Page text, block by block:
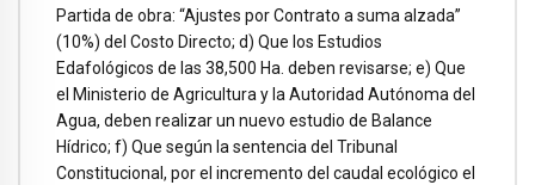
Partida de obra: “Ajustes por Contrato a suma alzada”
(10%) del Costo Directo; d) Que los Estudios
Edafológicos de las 38,500 Ha. deben revisarse; e) Que
el Ministerio de Agricultura y la Autoridad Autónoma del
Agua, deben realizar un nuevo estudio de Balance
Hídrico; f) Que según la sentencia del Tribunal
Constitucional, por el incremento del caudal ecológico el